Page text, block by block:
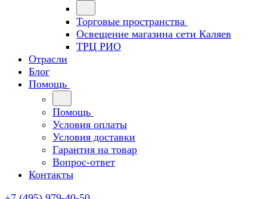
Торговые пространства
Освещение магазина сети Каляев
ТРЦ РИО
Отрасли
Блог
Помощь
Помощь
Условия оплаты
Условия доставки
Гарантия на товар
Вопрос-ответ
Контакты